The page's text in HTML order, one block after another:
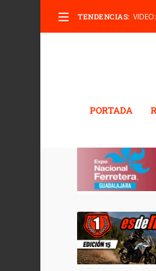
TENDENCIAS:
PORTADA